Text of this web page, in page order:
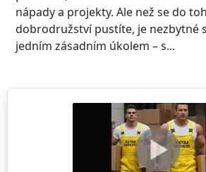
nápady a projekty. Ale než se do
dobrodružství pustíte, je nezbytné
jedním zásadním úkolem – s...